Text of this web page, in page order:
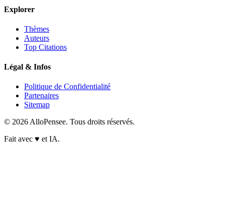
Explorer
Thèmes
Auteurs
Top Citations
Légal & Infos
Politique de Confidentialité
Partenaires
Sitemap
© 2026 AlloPensee. Tous droits réservés.
Fait avec ♥ et IA.